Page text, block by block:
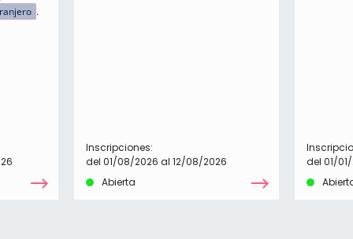
Inscripciones:
del 01/08/2026 al 12/08/2026
Abierta
del 01/